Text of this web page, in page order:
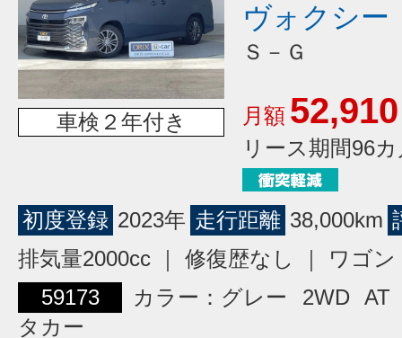
車検２年付き
ヴォクシー
Ｓ－Ｇ
月額 52,910
リース期間96
初度登録 2023年 走行距離 38,000km
排気量2000cc ｜ 修復歴なし ｜ ワゴ
59173
カラー：グレー 2WD AT
タカー